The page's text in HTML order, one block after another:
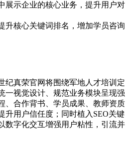
展示企业的核心业务，提升用户对
升核心关键词排名，增加学员咨询
纪真荣官网将围绕军地人才培训定
一视觉设计、规范业务模块呈现强
、合作背书、学员成果、教师资质
升用户信任度；同时植入SEO关键
数字化交互增强用户粘性，引流并